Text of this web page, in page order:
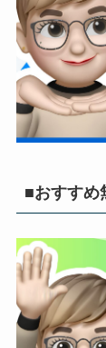
■おすすめ